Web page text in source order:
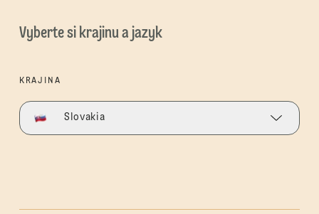
Vyberte si krajinu a jazyk
KRAJINA
Slovakia